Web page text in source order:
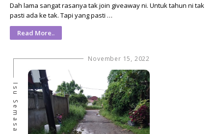
Dah lama sangat rasanya tak join giveaway ni. Untuk tahun ni tak
pasti ada ke tak. Tapi yang pasti …
Read More..
November 15, 2022
Isu Semasa